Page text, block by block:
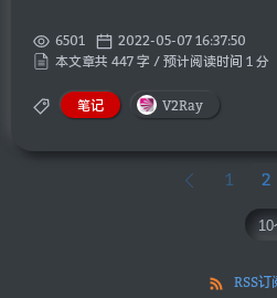
6501
2022-05-07 16:37:50
本文章共 447 字 / 预计阅读时间 1 分
笔记 V2Ray
1 2
RSS订